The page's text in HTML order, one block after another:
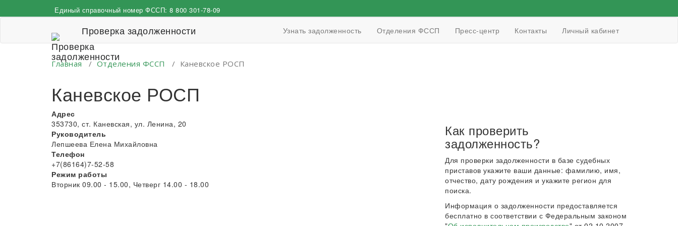
к
Единый справочный номер ФССП: 8 800 301-78-09
Проверка задолженности Узнать задолженность Отделения ФССП Пресс-центр Контакты Личный кабинет
Главная / Отделения ФССП / Каневское РОСП
Каневское РОСП
Адрес
353730, ст. Каневская, ул. Ленина, 20
Руководитель
Лепшеева Елена Михайловна
Телефон
+7(86164)7-52-58
Режим работы
Вторник 09.00 - 15.00, Четверг 14.00 - 18.00
Как проверить
задолженность?
Для проверки задолженности в базе судебных
приставов укажите ваши данные: фамилию, имя,
отчество, дату рождения и укажите регион для
поиска.
Информация о задолженности предоставляется
бесплатно в соответствии с Федеральным законом